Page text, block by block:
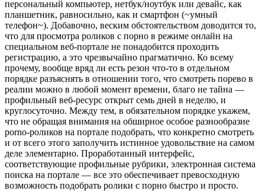
персональный компьютер, нетбук/ноутбук или девайс, как
планшетник, равносильно, как и смартфон (~умный
телефон~). Добавочно, веским обстоятельством доводится то,
что для просмотра роликов с порно в режиме онлайн на
специальном веб-портале не понадобится проходить
регистрацию, а это чрезвычайно прагматично. Ко всему
прочему, вообще вряд ли есть резон что-то в отдельном
порядке разъяснять в отношении того, что смотреть порево в
реалии можно в любой момент времени, благо не тайна —
профильный веб-ресурс открыт семь дней в неделю, и
круглосуточно. Между тем, в обязательном порядке укажем,
что не обращая внимания на обширное особое разнообразие
porno-роликов на портале подобрать, что конкретно смотреть
и от всего этого заполучить истинное удовольствие на самом
деле элементарно. Проработанный интерфейс,
соответствующие профильные рубрики, электронная система
поиска на портале — все это обеспечивает превосходную
возможность подобрать ролики с порно быстро и просто.